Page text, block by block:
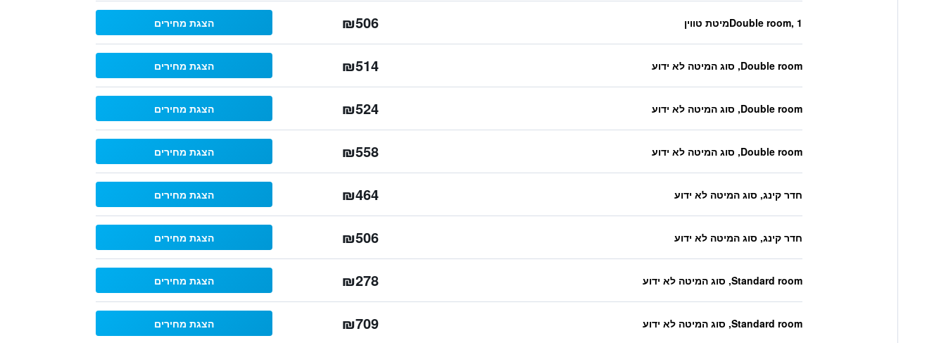
Double room, 1מיטת טווין ₪506 הצגת מחירים
Double room, סוג המיטה לא ידוע ₪514 הצגת מחירים
Double room, סוג המיטה לא ידוע ₪524 הצגת מחירים
Double room, סוג המיטה לא ידוע ₪558 הצגת מחירים
חדר קינג, סוג המיטה לא ידוע ₪464 הצגת מחירים
חדר קינג, סוג המיטה לא ידוע ₪506 הצגת מחירים
Standard room, סוג המיטה לא ידוע ₪278 הצגת מחירים
Standard room, סוג המיטה לא ידוע ₪709 הצגת מחירים